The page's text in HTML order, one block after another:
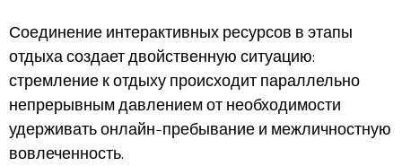
Соединение интерактивных ресурсов в этапы
отдыха создает двойственную ситуацию:
стремление к отдыху происходит параллельно
непрерывным давлением от необходимости
удерживать онлайн-пребывание и межличностную
вовлеченность.